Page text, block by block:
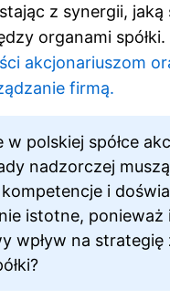
z synergii, jaką
organami spółki.
akcjonariuszom
firmą.
w polskiej spółce
nadzorczej
i
istotne, ponieważ
wpływ na strategię